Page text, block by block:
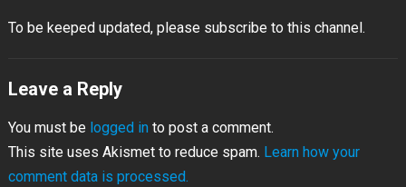
To be keeped updated, please subscribe to this channel.
Leave a Reply
You must be logged into post a comment.
This site uses Akismet to reduce spam. Learn how your
comment data is processed.